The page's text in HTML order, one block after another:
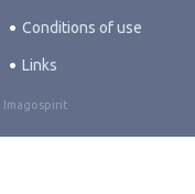
Conditions of use
Links
Imagospirit